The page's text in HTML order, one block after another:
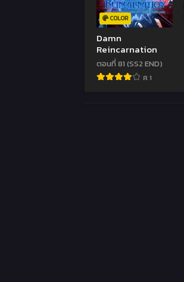
COLOR
Damn
Reincarnation
ตอนที่ 81 (SS2 END)
8.1